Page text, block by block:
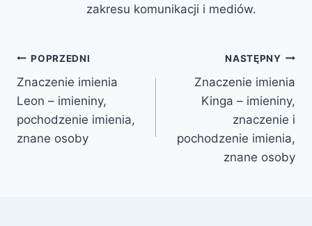
zakresu komunikacji i mediów.
Nawigacja
wpisu
POPRZEDNI
Znaczenie imienia
Leon – imieniny,
pochodzenie imienia,
znane osoby
NASTĘPNY
Znaczenie imienia
Kinga – imieniny,
znaczenie i
pochodzenie imienia,
znane osoby